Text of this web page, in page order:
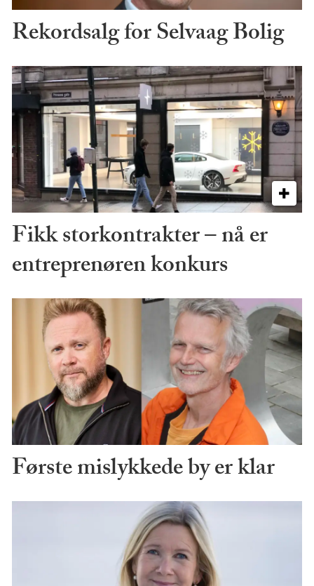
Rekordsalg for Selvaag Bolig
Fikk storkontrakter – nå er
entreprenøren konkurs
Første mislykkede by er klar